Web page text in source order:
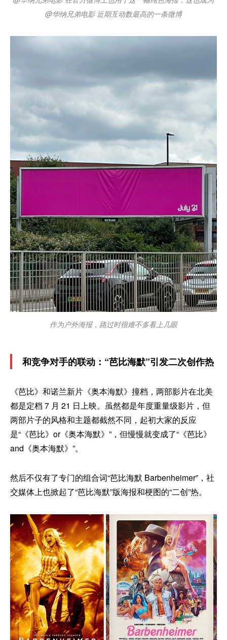
@华纳兄弟电影 近期互动数最高的一条微博
作为户外海报，路过时很难不多看上几眼
和竞争对手的联动：“芭比海默”引发二次创作热
《芭比》和诺兰新片《奥本海默》撞档，两部影片在北美
都是定档 7 月 21 日上映。虽然都是年度重量级影片，但
两部片子的风格和主题都截然不同，起初大家的反应
是“《芭比》or《奥本海默》”，但慢慢就变成了“《芭比》
and《奥本海默》”。
然后不仅有了专门的组合词“芭比海默 Barbenheimer”，社
交媒体上也掀起了“芭比海默”版海报和梗图的“二创”热。